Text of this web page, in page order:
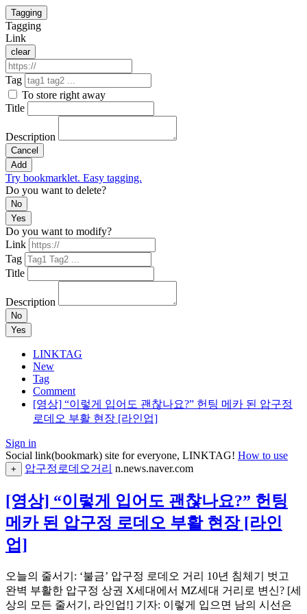
Tagging
Tagging
Link
clear
Tag
To store right away
Title
Description
Cancel
Add
Try bookmarklet. Easy tagging.
Do you want to delete?
No
Yes
Do you want to modify?
Link
Tag
Title
Description
No
Yes
LINKTAG
New
Tag
Comment
[영상] “이렇게 입어도 괜찮나요?” 헌팅 메카 된 압구정
로데오 부활 현장 [라인업]
Sign in
Social link(bookmark) site for everyone, LINKTAG! How to use
+ 압구정로데오거리 n.news.naver.com
[영상] “이렇게 입어도 괜찮나요?” 헌팅
메카 된 압구정 로데오 부활 현장 [라인
업]
오늘의 줄서기: ‘불금’ 압구정 로데오 거리 10년 침체기 벗고
완벽 부활한 압구정 상권 X세대에서 MZ세대 거리로 변신? [세
상의 모든 줄서기, 라인업!] 기자: 이렇게 입으면 남의 시선은